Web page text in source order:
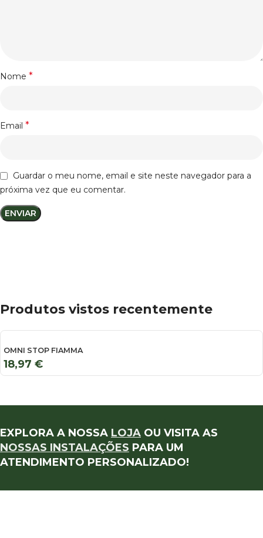
Nome *
Email *
Guardar o meu nome, email e site neste navegador para a
próxima vez que eu comentar.
Produtos vistos recentemente
OMNI STOP FIAMMA
18,97 €
EXPLORA A NOSSA LOJA OU VISITA AS
NOSSAS INSTALAÇÕES PARA UM
ATENDIMENTO PERSONALIZADO!